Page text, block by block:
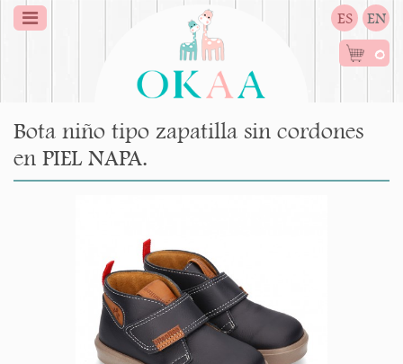
ES EN
0
Bota niño tipo zapatilla sin cordones
en PIEL NAPA.